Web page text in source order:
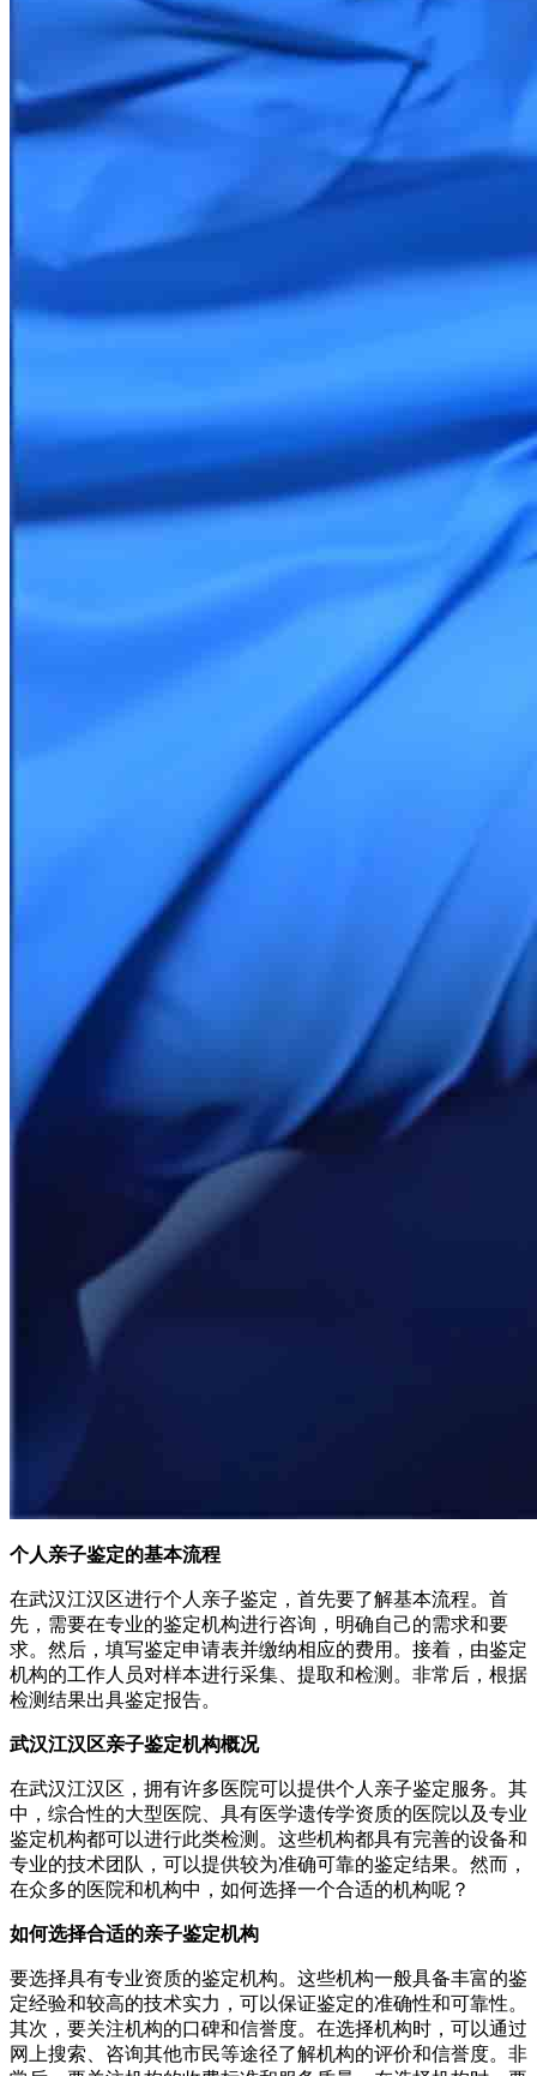
个人亲子鉴定的基本流程
在武汉江汉区进行个人亲子鉴定，首先要了解基本流程。首
先，需要在专业的鉴定机构进行咨询，明确自己的需求和要
求。然后，填写鉴定申请表并缴纳相应的费用。接着，由鉴定
机构的工作人员对样本进行采集、提取和检测。非常后，根据
检测结果出具鉴定报告。
武汉江汉区亲子鉴定机构概况
在武汉江汉区，拥有许多医院可以提供个人亲子鉴定服务。其
中，综合性的大型医院、具有医学遗传学资质的医院以及专业
鉴定机构都可以进行此类检测。这些机构都具有完善的设备和
专业的技术团队，可以提供较为准确可靠的鉴定结果。然而，
在众多的医院和机构中，如何选择一个合适的机构呢？
如何选择合适的亲子鉴定机构
要选择具有专业资质的鉴定机构。这些机构一般具备丰富的鉴
定经验和较高的技术实力，可以保证鉴定的准确性和可靠性。
其次，要关注机构的口碑和信誉度。在选择机构时，可以通过
网上搜索、咨询其他市民等途径了解机构的评价和信誉度。非